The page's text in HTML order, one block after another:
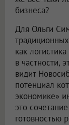
бизнеса?
Для Ольги
как
в частности,
видит
потенциал
экономике»
это
готовностью